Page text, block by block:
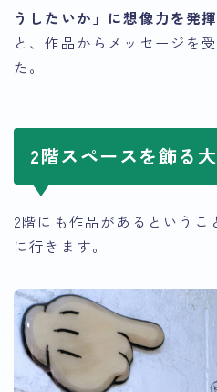
うしたいか」に想像力を発
と、作品からメッセージを
た。
2階スペースを飾る
2階にも作品があるという
に行きます。